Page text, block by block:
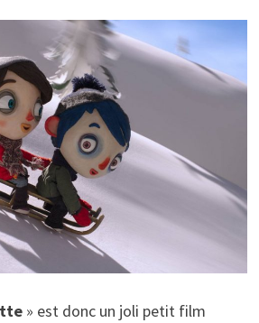
» est donc un joli petit film